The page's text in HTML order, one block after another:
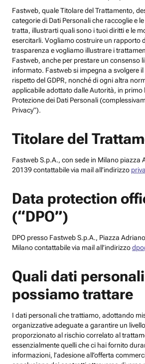
Fastweb, quale Titolare del Trattamento,
categorie di Dati Personali che raccoglie e
tratta, illustrarti quali sono i tuoi diritti e le
esercitarli. Vogliamo costruire un rapporto
trasparenza e vogliamo illustrare i
Fastweb, anche per prestare un consenso
informato. Fastweb si impegna a svolgere
rispetto del GDPR, nonché di ogni altra
applicabile adottato dalle Autorità, in primo
Protezione dei Dati Personali
Privacy”).
Titolare del
Fastweb S.p.A., con sede in Milano piazza
20139 contattabile via mail all’indirizzo
Data protection
(“DPO”)
DPO presso Fastweb S.p.A., Piazza
Milano contattabile via mail all’indirizzo
Quali dati personali
possiamo trattare
I dati personali che trattiamo, adottando
organizzative adeguate a garantire un
proporzionato al rischio correlato al
essenzialmente quelli che ci hai fornito
informazioni, l’adesione all’offerta